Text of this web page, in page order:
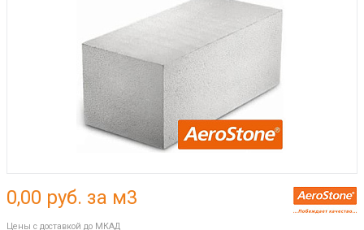
0,00 руб. за м3
Цены с доставкой до МКАД